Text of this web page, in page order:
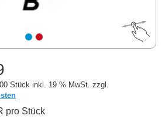
Stück inkl. 19 % MwSt. zzgl.
pro Stück